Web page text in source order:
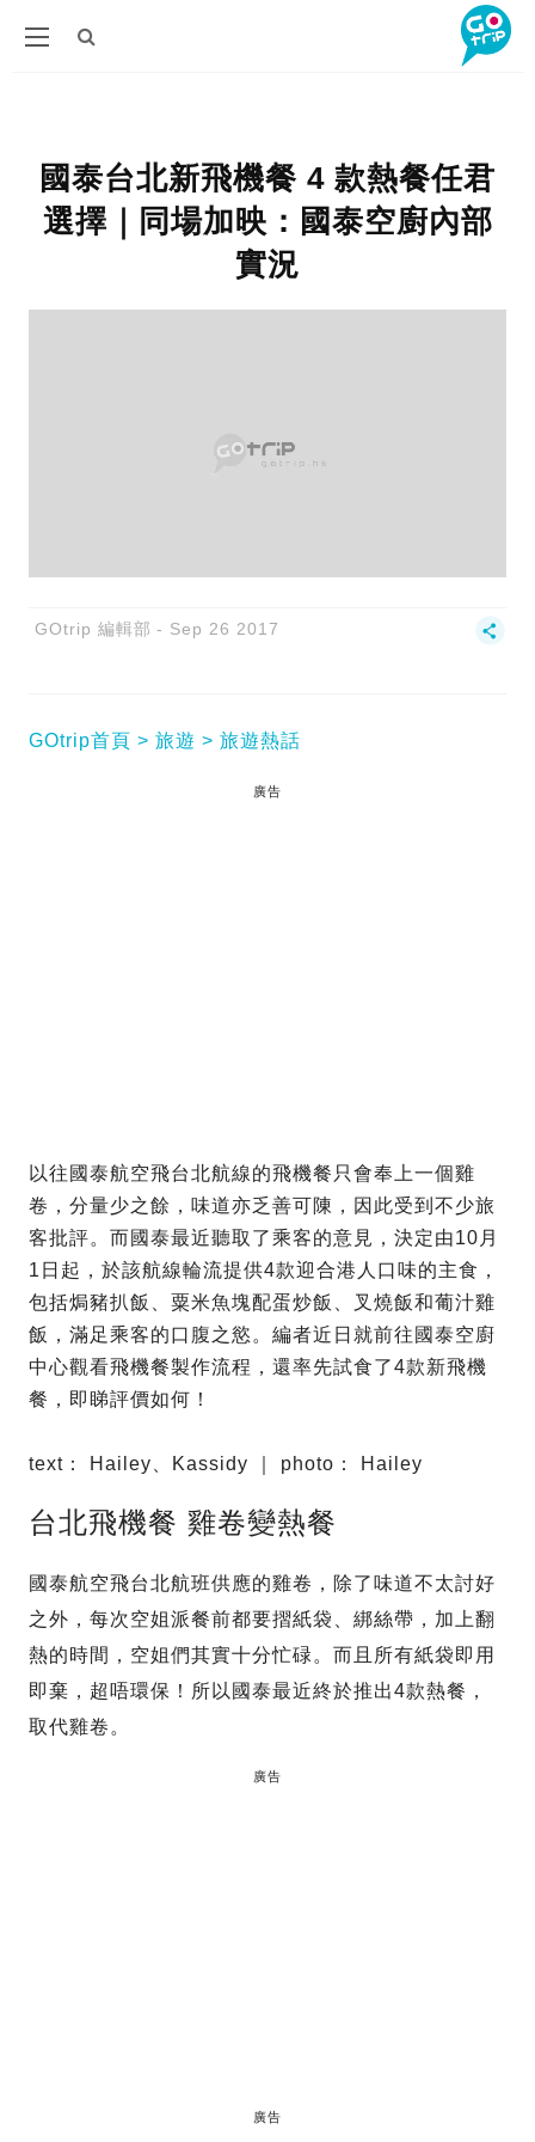
國泰台北新飛機餐 4 款熱餐任君
選擇｜同場加映：國泰空廚內部
實況
GOtrip 編輯部 Sep 26 2017
GOtrip首頁 旅遊 旅遊熱話
廣告
以往國泰航空飛台北航線的飛機餐只會奉上一個雞
卷，分量少之餘，味道亦乏善可陳，因此受到不少旅
客批評。而國泰最近聽取了乘客的意見，決定由10月
1日起，於該航線輪流提供4款迎合港人口味的主食，
包括焗豬扒飯、粟米魚塊配蛋炒飯、叉燒飯和葡汁雞
飯，滿足乘客的口腹之慾。編者近日就前往國泰空廚
中心觀看飛機餐製作流程，還率先試食了4款新飛機
餐，即睇評價如何！
text： Hailey、Kassidy ｜ photo： Hailey
台北飛機餐 雞卷變熱餐
國泰航空飛台北航班供應的雞卷，除了味道不太討好
之外，每次空姐派餐前都要摺紙袋、綁絲帶，加上翻
熱的時間，空姐們其實十分忙碌。而且所有紙袋即用
即棄，超唔環保！所以國泰最近終於推出4款熱餐，
取代雞卷。
廣告
廣告